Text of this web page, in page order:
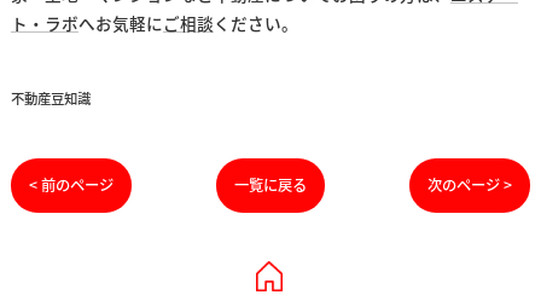
ト・ラボへお気軽にご相談ください。
不動産豆知識
< 前のページ 一覧に戻る 次のページ >